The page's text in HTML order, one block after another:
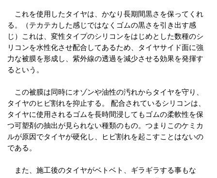
これを使用したタイヤは、かなり長期間黒さを保ってくれ
る。（テカテカした感じではなくゴムの黒さを引き出す感
じ）これは、変性タイプのシリコンをはじめとした数種のシ
リコンを水性化させ配合してあるため、タイヤサイド面に強
力な被膜を形成し、紫外線の透過を減少させる効果を発揮す
るという。
この被膜は同時にオゾンや油性の汚れからタイヤを守り、
タイヤのヒビ割れを抑止する。 配合されているシリコンは、
タイヤに使用されるゴムを長時間浸してもゴムの柔軟性を保
つ可塑剤の抽出が見られない種類のもの。つまりこのケミカ
ルが原因でタイヤが硬化し、ヒビ割れを起こすことはないの
である。
また、施工後のタイヤがベトベト、ギラギラする事もな